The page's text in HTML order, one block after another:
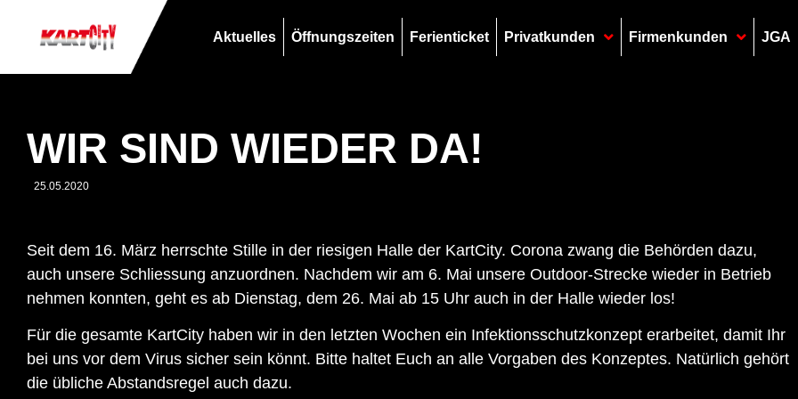
Aktuelles Öffnungszeiten Ferienticket Privatkunden Firmenkunden JGA
WIR SIND WIEDER DA!
25.05.2020
Seit dem 16. März herrschte Stille in der riesigen Halle der KartCity. Corona zwang die Behörden dazu,
auch unsere Schliessung anzuordnen. Nachdem wir am 6. Mai unsere Outdoor-Strecke wieder in Betrieb
nehmen konnten, geht es ab Dienstag, dem 26. Mai ab 15 Uhr auch in der Halle wieder los!
Für die gesamte KartCity haben wir in den letzten Wochen ein Infektionsschutzkonzept erarbeitet, damit Ihr
bei uns vor dem Virus sicher sein könnt. Bitte haltet Euch an alle Vorgaben des Konzeptes. Natürlich gehört
die übliche Abstandsregel auch dazu.